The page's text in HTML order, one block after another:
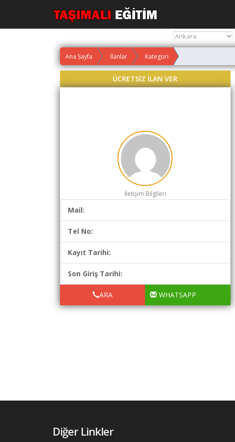
Hesaplama
Hesaplama
Şartname
Karşılaştırma
Masaüstü
Programı
Ara
Ana Sayfa İlanlar Kategori
ÜCRETSİZ İLAN VER
İletişim Bilgileri
Mail:
Tel No:
Kayıt Tarihi:
Son Giriş Tarihi:
ARA WHATSAPP
Diğer Linkler